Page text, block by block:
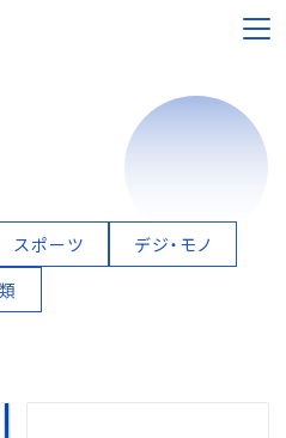
スポーツ
デジ・モノ